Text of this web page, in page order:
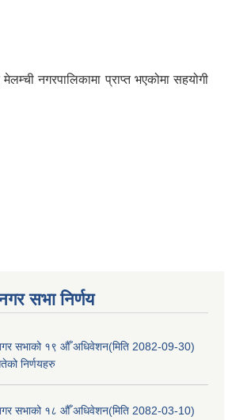
नगरपालिकामा प्राप्त भएकोमा सहयोगी
सभा निर्णय
सभाको १९ औँ अधिवेशन(मिति 2082-09-30)
निर्णयहरु
सभाको १८ औँ अधिवेशन(मिति 2082-03-10)